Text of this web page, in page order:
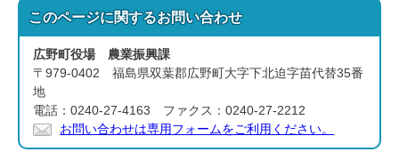
このページに関するお問い合わせ
広野町役場 農業振興課
〒979-0402 福島県双葉郡広野町大字下北迫字苗代替35番
地
電話：0240-27-4163 ファクス：0240-27-2212
お問い合わせは専用フォームをご利用ください。